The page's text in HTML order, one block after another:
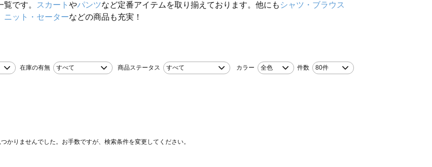
です。 スカート やパンツなど定番アイテムを取り揃えております。他にも シャツ・ブラウス
ニット・セーターなどの商品も充実！
在庫の有無 すべて 商品ステータス すべて カラー 全色 件数 80件
かりませんでした。お手数ですが、検索条件を変更してください。